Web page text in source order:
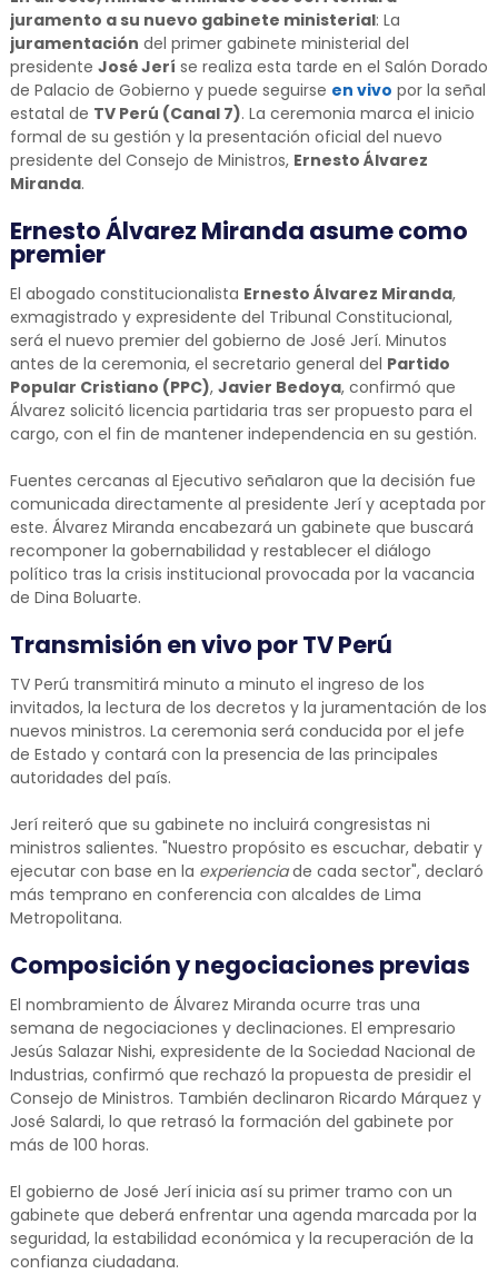
juramento a su nuevo gabinete ministerial: La
juramentación del primer gabinete ministerial del
presidente José Jerí se realiza esta tarde en el Salón Dorado
de Palacio de Gobierno y puede seguirse en vivo por la señal
estatal de TV Perú (Canal 7). La ceremonia marca el inicio
formal de su gestión y la presentación oficial del nuevo
presidente del Consejo de Ministros, Ernesto Álvarez
Miranda.
Ernesto Álvarez Miranda asume como
premier
El abogado constitucionalista Ernesto Álvarez Miranda,
exmagistrado y expresidente del Tribunal Constitucional,
será el nuevo premier del gobierno de José Jerí. Minutos
antes de la ceremonia, el secretario general del Partido
Popular Cristiano (PPC), Javier Bedoya, confirmó que
Álvarez solicitó licencia partidaria tras ser propuesto para el
cargo, con el fin de mantener independencia en su gestión.
Fuentes cercanas al Ejecutivo señalaron que la decisión fue
comunicada directamente al presidente Jerí y aceptada por
este. Álvarez Miranda encabezará un gabinete que buscará
recomponer la gobernabilidad y restablecer el diálogo
político tras la crisis institucional provocada por la vacancia
de Dina Boluarte.
Transmisión en vivo por TV Perú
TV Perú transmitirá minuto a minuto el ingreso de los
invitados, la lectura de los decretos y la juramentación de los
nuevos ministros. La ceremonia será conducida por el jefe
de Estado y contará con la presencia de las principales
autoridades del país.
Jerí reiteró que su gabinete no incluirá congresistas ni
ministros salientes. "Nuestro propósito es escuchar, debatir y
ejecutar con base en la experienciade cada sector", declaró
más temprano en conferencia con alcaldes de Lima
Metropolitana.
Composición y negociaciones previas
El nombramiento de Álvarez Miranda ocurre tras una
semana de negociaciones y declinaciones. El empresario
Jesús Salazar Nishi, expresidente de la Sociedad Nacional de
Industrias, confirmó que rechazó la propuesta de presidir el
Consejo de Ministros. También declinaron Ricardo Márquez y
José Salardi, lo que retrasó la formación del gabinete por
más de 100 horas.
El gobierno de José Jerí inicia así su primer tramo con un
gabinete que deberá enfrentar una agenda marcada por la
seguridad, la estabilidad económica y la recuperación de la
confianza ciudadana.